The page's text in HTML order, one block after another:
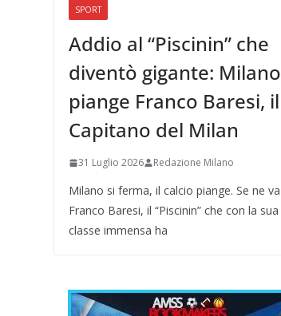
SPORT
Addio al “Piscinin” che
diventò gigante: Milano
piange Franco Baresi, il
Capitano del Milan
31 Luglio 2026 Redazione Milano
Milano si ferma, il calcio piange. Se ne va
Franco Baresi, il “Piscinin” che con la sua
classe immensa ha